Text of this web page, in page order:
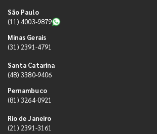
São Paulo
(11) 4003-9879
Minas Gerais
(31) 2391-4791
Santa Catarina
(48) 3380-9406
Pernambuco
(81) 3264-0921
Rio de Janeiro
(21) 2391-3161